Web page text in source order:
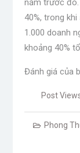
năm trước đó.
40%, trong
1.000 doanh
khoảng 40%
Đánh giá của
Post
Phong